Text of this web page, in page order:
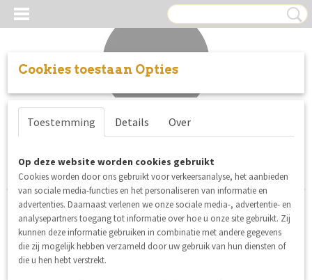
Inloggen Registreren
nieuw
Cookies toestaan Opties
Toestemming Details Over
Op deze website worden cookies gebruikt
Cookies worden door ons gebruikt voor verkeersanalyse, het aanbieden
van sociale media-functies en het personaliseren van informatie en
advertenties. Daarnaast verlenen we onze sociale media-, advertentie- en
analysepartners toegang tot informatie over hoe u onze site gebruikt. Zij
kunnen deze informatie gebruiken in combinatie met andere gegevens
die zij mogelijk hebben verzameld door uw gebruik van hun diensten of
die u hen hebt verstrekt.